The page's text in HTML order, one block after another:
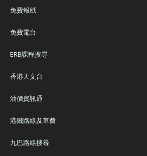
免費報紙
免費電台
ERB課程搜尋
香港天文台
油價資訊通
港鐵路線及車費
九巴路線搜尋